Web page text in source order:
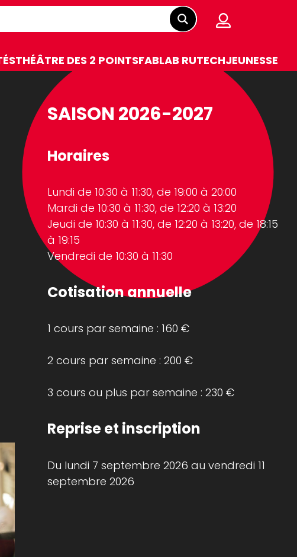
THÉÂTRE DES 2 POINTSFABLAB RUTECHJEUNESSE
SAISON 2026-2027
Horaires
Lundi de 10:30 à 11:30, de 19:00 à 20:00
Mardi de 10:30 à 11:30, de 12:20 à 13:20
Jeudi de 10:30 à 11:30, de 12:20 à 13:20, de 18:15
à 19:15
Vendredi de 10:30 à 11:30
Cotisation annuelle
1 cours par semaine : 160 €
2 cours par semaine : 200 €
3 cours ou plus par semaine : 230 €
Reprise et inscription
Du lundi 7 septembre 2026 au vendredi 11
septembre 2026